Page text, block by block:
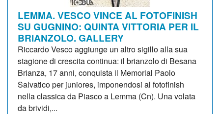
LEMMA. VESCO VINCE AL FOTOFINISH
SU GUGNINO: QUINTA VITTORIA PER IL
BRIANZOLO. GALLERY
Riccardo Vesco aggiunge un altro sigillo alla sua
stagione di crescita continua: il brianzolo di Besana
Brianza, 17 anni, conquista il Memorial Paolo
Salvatico per juniores, imponendosi al fotofinish
nella classica da Piasco a Lemma (Cn). Una volata
da brividi,...